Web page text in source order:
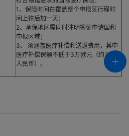
1、保险时间在覆盖整个申根区行程时
间上往后加一天；
2、承保地区需同时注明签证申请国和
申根区域；
3、 须涵盖医疗补偿和送返费用，其中
医疗补偿保额不低于3万欧元（约30万
人民币）。